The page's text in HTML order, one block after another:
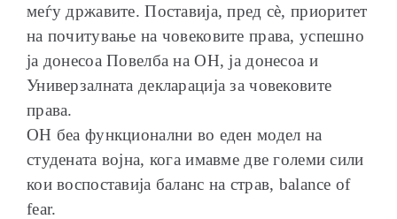
меѓу државите. Поставија, пред сѐ, приоритет
на почитување на човековите права, успешно
ја донесоа Повелба на ОН, ја донесоа и
Универзалната декларација за човековите
права.
ОН беа функционални во еден модел на
студената војна, кога имавме две големи сили
кои воспоставија баланс на страв, balance of
fear.